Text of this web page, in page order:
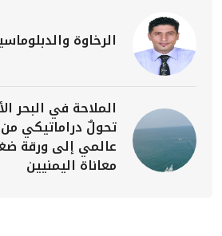
الرخاوة
الملاحة في البحر
تحولٌ دراماتيكي
عالمي إلى ورقة
معاناة اليمنيين